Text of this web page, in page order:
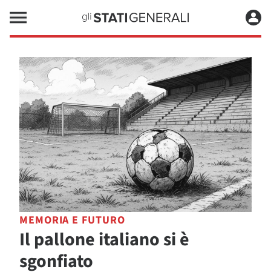
MEMORIA E FUTURO
Il pallone italiano si è
sgonfiato